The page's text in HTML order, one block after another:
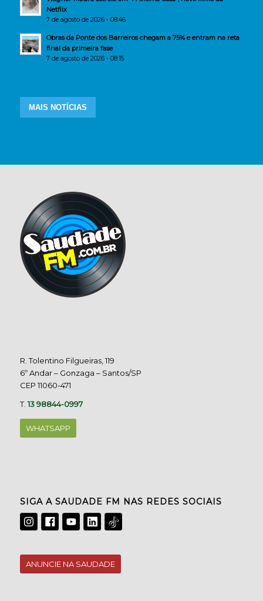
Netflix
7 de agosto de 2026 - 08:46
Obras da Ponte dos Barreiros chegam a 75% e entram na reta
final da primeira fase
7 de agosto de 2026 - 08:15
MAIS NOTÍCIAS
R. Tolentino Filgueiras, 119
6º Andar – Gonzaga – Santos/SP
CEP 11060-471
T.13 98844-0997
WHATSAPP
SIGA A SAUDADE FM NAS REDES SOCIAIS
ANUNCIE NA SAUDADE